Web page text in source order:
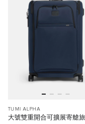
TUMI ALPHA
大號雙重開合可擴展寄艙